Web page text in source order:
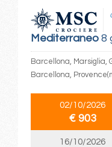
Mediterraneo8
Barcellona, Marsiglia,
Barcellona,
02/10/2026
€ 903
16/10/2026